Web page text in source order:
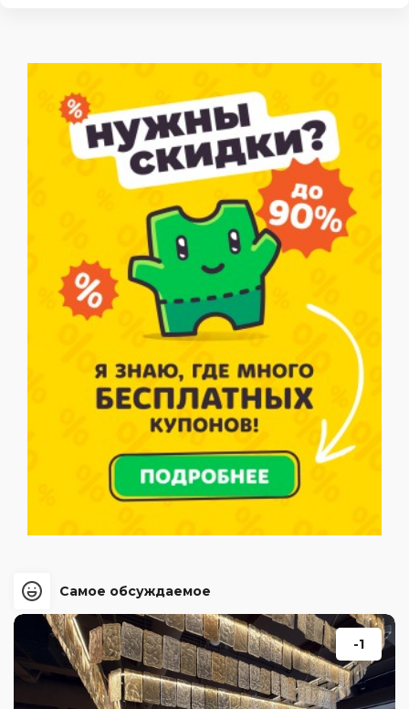
Самое обсуждаемое
-1